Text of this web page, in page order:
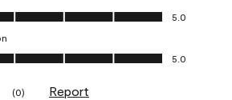
out of 5
5.0
5.0 out of 5
5.0
(0) Report